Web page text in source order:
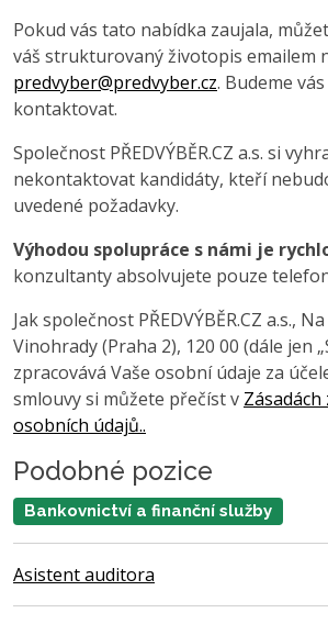
Pokud vás tato nabídka zaujala,
váš strukturovaný životopis emailem
predvyber@predvyber.cz. Budeme
kontaktovat.
Společnost PŘEDVÝBĚR.CZ a.s. si
nekontaktovat kandidáty, kteří
uvedené požadavky.
Výhodou spolupráce s námi je
konzultanty absolvujete pouze
Jak společnost PŘEDVÝBĚR.CZ a.s.,
Vinohrady (Praha 2), 120 00 (dále jen
zpracovává Vaše osobní údaje za
smlouvy si můžete přečíst v
osobních údajů..
Podobné pozice
Bankovnictví a finanční služby
Asistent auditora